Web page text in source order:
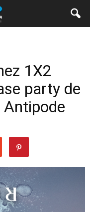
1X2
party de
Antipode